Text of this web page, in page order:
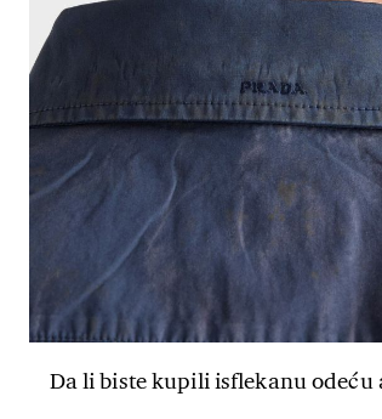
Da li biste kupili isflekanu odeću